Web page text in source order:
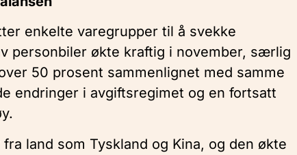
enkelte varegrupper til å svekke
personbiler økte kraftig i november, særlig
50 prosent sammenlignet med samme
endringer i avgiftsregimet og en fortsatt
land som Tyskland og Kina, og den økte